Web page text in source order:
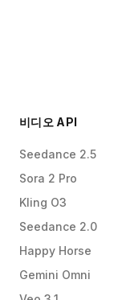
비디오 API
Seedance 2.5
Sora 2 Pro
Kling O3
Seedance 2.0
Happy Horse
Gemini Omni